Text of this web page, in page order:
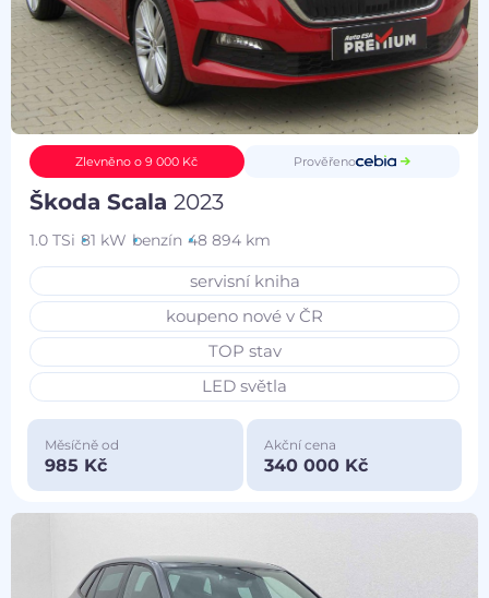
Zlevněno o 9 000 Kč Prověřeno
Škoda Scala2023
1.0 TSi 81 kW benzín 48 894 km
servisní kniha
koupeno nové v ČR
TOP stav
LED světla
Měsíčně od
985 Kč
Akční cena
340 000 Kč